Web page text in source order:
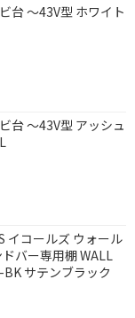
台 ～43V型 ホワイト
台 ～43V型 アッシュ
イコールズ ウォール
バー専用棚 WALL
サテンブラック